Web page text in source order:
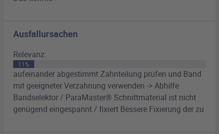
Ausfallursachen
Relevanz:
11%
aufeinander abgestimmt Zahnteilung prüfen und Band
mit geeigneter Verzahnung verwenden -> Abhilfe
Bandselektor/ ParaMaster® Schnittmaterial ist nicht
genügend eingespannt / fixiert Bessere Fixierung der zu